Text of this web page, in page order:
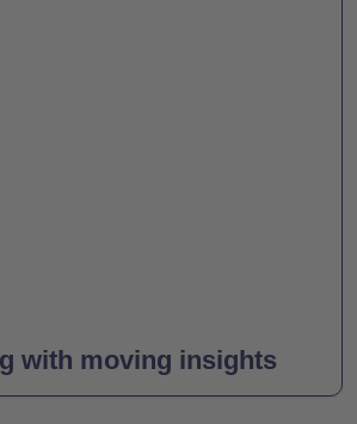
with moving insights